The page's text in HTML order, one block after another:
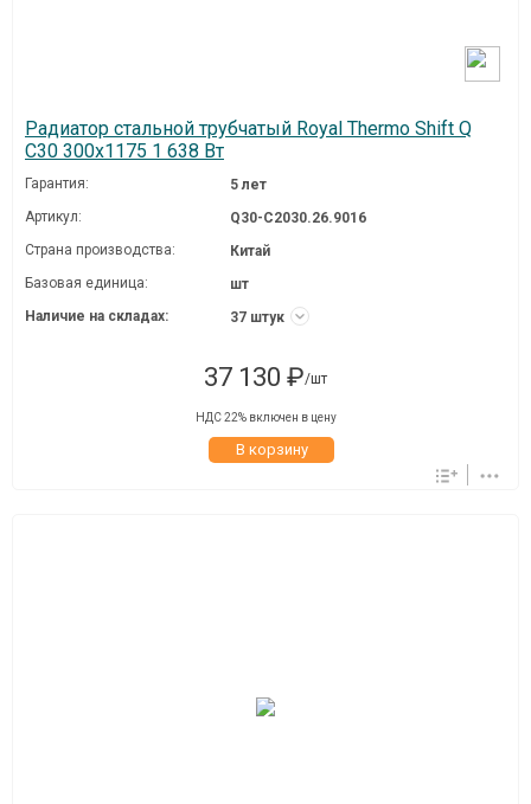
Радиатор стальной трубчатый Royal Thermo Shift Q
C30 300x1175 1 638 Вт
Гарантия:
5 лет
Артикул:
Q30-C2030.26.9016
Страна производства:
Китай
Базовая единица:
шт
Наличие на складах:
37 штук
37 130 ₽/шт
НДС 22% включен в цену
В корзину